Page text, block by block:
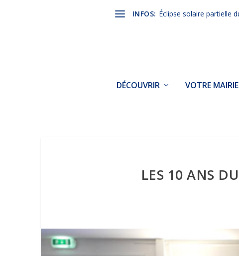
INFOS: Éclipse solaire partielle
DÉCOUVRIR VOTRE MAIRIE
LES 10 ANS